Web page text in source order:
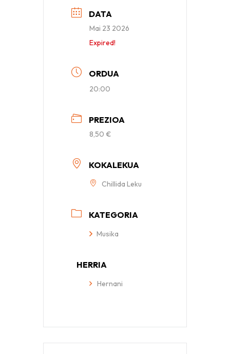
DATA
Mai 23 2026
Expired!
ORDUA
20:00
PREZIOA
8,50 €
KOKALEKUA
Chillida Leku
KATEGORIA
Musika
HERRIA
Hernani